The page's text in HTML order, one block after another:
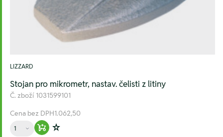
LIZZARD
Stojan pro mikrometr, nastav. čelisti z litiny
Č. zboží 1031599101
Cena bez DPH1.062,50
Množství
Warenkorb hinzufügen
Zur Wunschliste hinzufügen